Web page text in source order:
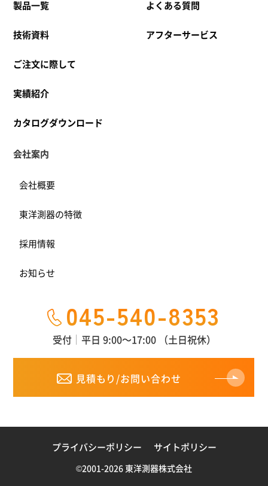
製品一覧
技術資料
ご注文に際して
実績紹介
カタログダウンロード
よくある質問
アフターサービス
会社案内
会社概要
東洋測器の特徴
採用情報
お知らせ
045-540-8353
受付 平日 9:00～17:00 （土日祝休）
見積もり/お問い合わせ
プライバシーポリシー サイトポリシー
©2001-2026 東洋測器株式会社